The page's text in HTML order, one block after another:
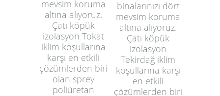
mevsim koruma
altına alıyoruz.
Çatı köpük
izolasyon Tokat
iklim koşullarına
karşı en etkili
çözümlerden biri
olan sprey
poliüretan
binalarınızı dört
mevsim koruma
altına alıyoruz.
Çatı köpük
izolasyon
Tekirdağ iklim
koşullarına karşı
en etkili
çözümlerden biri